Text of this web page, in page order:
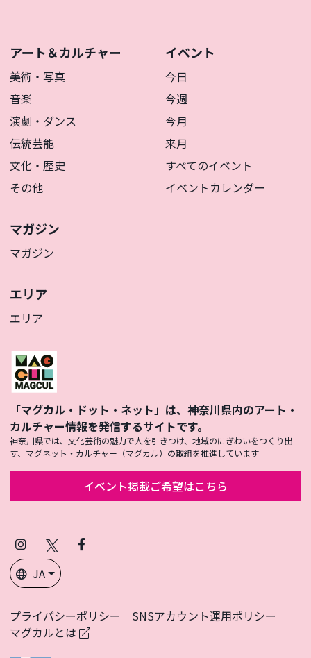
アート＆カルチャー
美術・写真
音楽
演劇・ダンス
伝統芸能
文化・歴史
その他
イベント
今日
今週
今月
来月
すべてのイベント
イベントカレンダー
マガジン
マガジン
エリア
エリア
「マグカル・ドット・ネット」は、神奈川県内のアート・
カルチャー情報を発信するサイトです。
神奈川県では、文化芸術の魅力で人を引きつけ、地域のにぎわいをつくり出
す、マグネット・カルチャー（マグカル）の取組を推進しています
イベント掲載ご希望はこちら
Instagram
(Twitter)
Facebook
JA
プライバシーポリシー
SNSアカウント運用ポリシー
マグカルとは